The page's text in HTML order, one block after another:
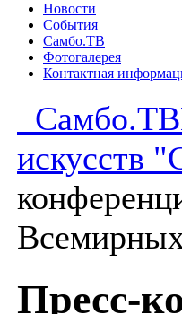
Новости
События
Самбо.ТВ
Фотогалерея
Контактная
Самбо.ТВ
искусств
Пресс-